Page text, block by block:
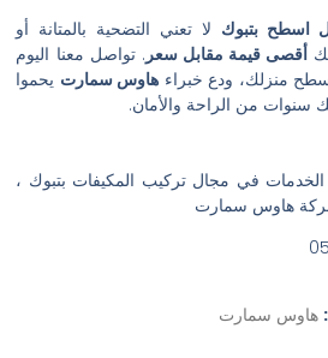
اسطح بتبوك لا تعني التضحية بالمتانة أو
أقصى قيمة مقابل سعر . تواصل معنا اليوم
منزلك، ودع خبراء هاوس سمارت يحموا
سنوات من الراحة والأمان.
في مجال تركيب المكيفات بتبوك ،
هاوس سمارت
هاوس سمارت